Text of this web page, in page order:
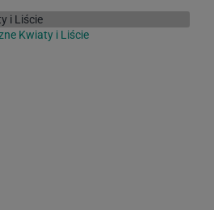
Kwiaty i Liście